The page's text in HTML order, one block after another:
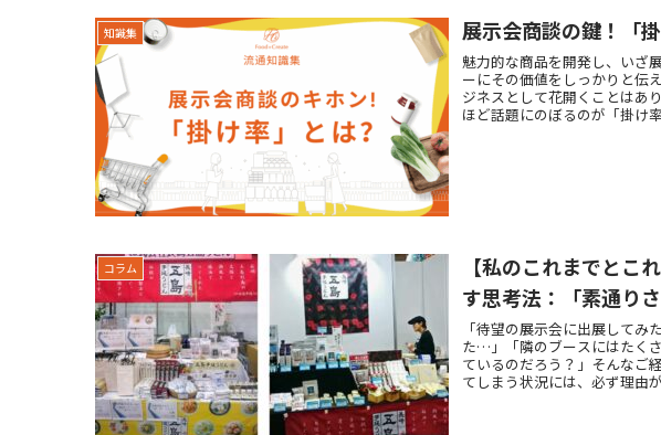
知識集 展示会商談の鍵！「
魅力的な商品を開発し、いざ
ーにその価値をしっかりと伝
ジネスとして花開くことはあ
ほど話題にのぼるのが「掛け
コラム
【私のこれまでとこ
す思考法：「素通り
「待望の展示会に出展してみ
た…」「隣のブースにはたく
ているのだろう？」そんなご
てしまう状況には、必ず理由